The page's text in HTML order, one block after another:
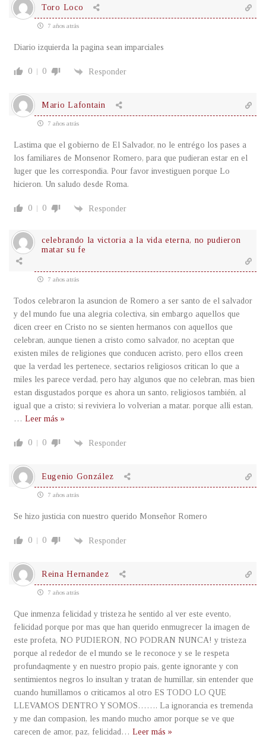
Toro Loco
7 años atrás
Diario izquierda la pagina sean imparciales
0 0 Responder
Mario Lafontain
7 años atrás
Lastima que el gobierno de El Salvador, no le entrégo los pases a
los familiares de Monsenor Romero, para que pudieran estar en el
luger que les correspondia. Pour favor investiguen porque Lo
hicieron. Un saludo desde Roma.
0 0 Responder
celebrando la victoria a la vida eterna, no pudieron
matar su fe
7 años atrás
Todos celebraron la asuncion de Romero a ser santo de el salvador
y del mundo fue una alegria colectiva, sin embargo aquellos que
dicen creer en Cristo no se sienten hermanos con aquellos que
celebran, aunque tienen a cristo como salvador, no aceptan que
existen miles de religiones que conducen acristo, pero ellos creen
que la verdad les pertenece, sectarios religiosos critican lo que a
miles les parece verdad, pero hay algunos que no celebran, mas bien
estan disgustados porque es ahora un santo, religiosos también, al
igual que a cristo; si reviviera lo volverian a matar. porque alli estan,
… Leer más »
0 0 Responder
Eugenio González
7 años atrás
Se hizo justicia con nuestro querido Monseñor Romero
0 0 Responder
Reina Hernandez
7 años atrás
Que inmenza felicidad y tristeza he sentido al ver este evento,
felicidad porque por mas que han querido enmugrecer la imagen de
este profeta, NO PUDIERON, NO PODRAN NUNCA! y tristeza
porque al rededor de el mundo se le reconoce y se le respeta
profundaqmente y en nuestro propio pais, gente ignorante y con
sentimientos negros lo insultan y tratan de humillar, sin entender que
cuando humillamos o criticamos al otro ES TODO LO QUE
LLEVAMOS DENTRO Y SOMOS……. La ignorancia es tremenda
y me dan compasion, les mando mucho amor porque se ve que
carecen de amor, paz, felicidad… Leer más »